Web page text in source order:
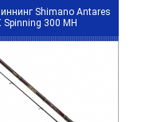
Shimano Antares
Spinning 300 MH